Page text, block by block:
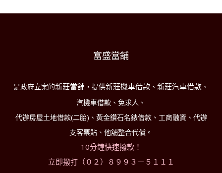
富盛當舖
是政府立案的新莊當舖 ，提供新莊機車借款 、 新莊汽車借款 、
汽機車借款、免求人、
代辦房屋土地借款(二胎)、黃金鑽石名錶借款、工商融資、代辦
支客票貼、他舖整合代償。
10分鐘快速撥款！
立即撥打（０２）８９９３－５１１１